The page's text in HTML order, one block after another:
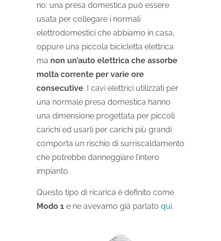
no: una presa domestica può essere
usata per collegare i normali
elettrodomestici che abbiamo in casa,
oppure una piccola bicicletta elettrica
ma non un’auto elettrica che assorbe
molta corrente per varie ore
consecutive. I cavi elettrici utilizzati per
una normale presa domestica hanno
una dimensione progettata per piccoli
carichi ed usarli per carichi più grandi
comporta un rischio di surriscaldamento
che potrebbe danneggiare l’intero
impianto.
Questo tipo di ricarica è definito come
Modo 1 e ne avevamo già parlato qui.